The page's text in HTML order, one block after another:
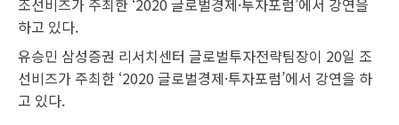
유승민 삼성증권 리서치센터 글로벌투자전략팀장이 20일 조
선비즈가 주최한 ‘2020 글로벌경제·투자포럼’에서 강연을 하
고 있다.